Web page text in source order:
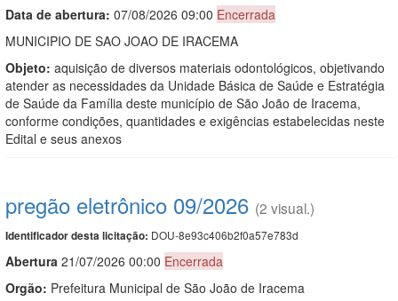
Data de abertura: 07/08/2026 09:00 Encerrada
MUNICIPIO DE SAO JOAO DE IRACEMA
Objeto: aquisição de diversos materiais odontológicos, objetivando
atender as necessidades da Unidade Básica de Saúde e Estratégia
de Saúde da Família deste município de São João de Iracema,
conforme condições, quantidades e exigências estabelecidas neste
Edital e seus anexos
pregão eletrônico 09/2026 (2 visual.)
Identificador desta licitação: DOU-8e93c406b2f0a57e783d
Abertura 21/07/2026 00:00 Encerrada
Orgão: Prefeitura Municipal de São João de Iracema